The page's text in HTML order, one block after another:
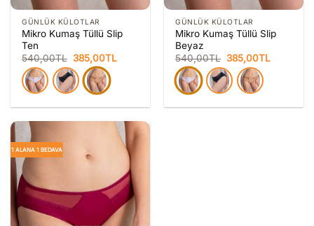
GÜNLÜK KÜLOTLAR
Mikro Kumaş Tüllü Slip
Ten
540,00TL Orijinal
fiyat:
540,00TL.
385,00TL
GÜNLÜK KÜLOTLAR
Mikro Kumaş Tüllü Slip
Beyaz
540,00TL Orijinal
fiyat:
540,00TL.
385,00TL
1 ALANA 1 BEDAVA